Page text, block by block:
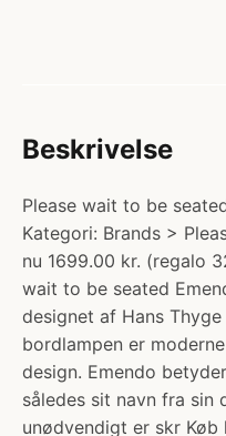
Beskrivelse
Please wait to be
Kategori: Brands >
nu 1699.00 kr. (regalo
wait to be seated
designet af Hans
bordlampen er
design. Emendo
således sit navn fra sin
unødvendigt er skr Køb